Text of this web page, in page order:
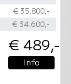
€ 35.800,-
€ 34.600,-
€ 489,-
Info